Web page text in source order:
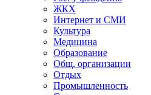
ЖКХ
Интернет и СМИ
Культура
Медицина
Образование
Общ. организации
Отдых
Промышленность